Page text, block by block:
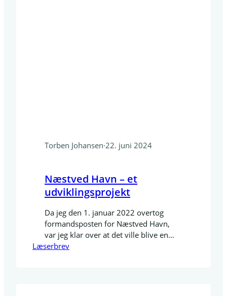
Torben Johansen·22. juni 2024
Næstved Havn – et
udviklingsprojekt
Da jeg den 1. januar 2022 overtog
formandsposten for Næstved Havn,
var jeg klar over at det ville blive en
post hvor dedikation og flid ville være
Læserbrev